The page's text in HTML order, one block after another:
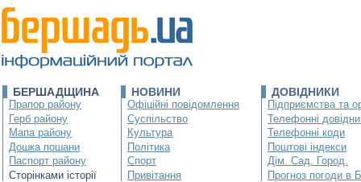
БЕРШАДЩИНА
Прапор району
Герб району
Мапа району
Дошка пошани
Паспорт району
Сторінками історії
НОВИНИ
Офіційні повідомлення
Суспільство
Культура
Політика
Спорт
Привітання
ДОВІДНИКИ
Підприємства та
Телефонні
Телефонні коди
Поштові індекси
Дім. Сад. Город.
Прогноз погоди в